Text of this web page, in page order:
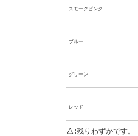
スモークピンク
ブルー
グリーン
レッド
△ 残りわずかです。